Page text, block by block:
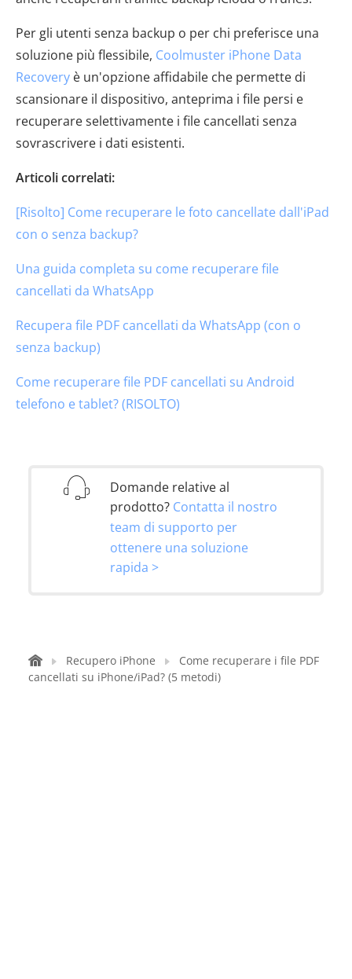
Per gli utenti senza backup o per chi preferisce una
soluzione più flessibile, Coolmuster iPhone Data
Recovery è un'opzione affidabile che permette di
scansionare il dispositivo, anteprima i file persi e
recuperare selettivamente i file cancellati senza
sovrascrivere i dati esistenti.
Articoli correlati:
[Risolto] Come recuperare le foto cancellate dall'iPad
con o senza backup?
Una guida completa su come recuperare file
cancellati da WhatsApp
Recupera file PDF cancellati da WhatsApp (con o
senza backup)
Come recuperare file PDF cancellati su Android
telefono e tablet? (RISOLTO)
Domande relative al
prodotto? Contatta il nostro
team di supporto per
ottenere una soluzione
rapida >
Recupero iPhone
Come recuperare i file PDF
cancellati su iPhone/iPad? (5 metodi)